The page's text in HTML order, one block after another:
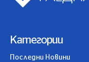
Категории
Последни Новини